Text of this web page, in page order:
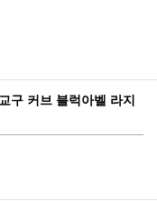
구 커브 블럭아벨 라지